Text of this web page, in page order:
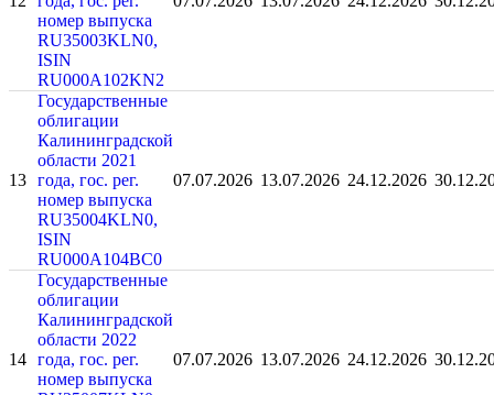
номер выпуска
RU35003KLN0,
ISIN
RU000A102KN2
13
Государственные
облигации
Калининградской
области 2021
года, гос. рег.
номер выпуска
RU35004KLN0,
ISIN
RU000A104BC0
07.07.2026 13.07.2026 24.12.2026
14
Государственные
облигации
Калининградской
области 2022
года, гос. рег.
номер выпуска
07.07.2026 13.07.2026 24.12.2026